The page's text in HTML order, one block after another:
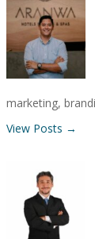
marketing,
View Posts →